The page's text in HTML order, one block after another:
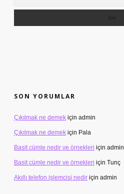
SON YORUMLAR
Çıkılmak ne demek için admin
Çıkılmak ne demek için Pala
Basit cümle nedir ve örnekleri için admin
Basit cümle nedir ve örnekleri için Tunç
Akıllı telefon işlemcisi nedir için admin